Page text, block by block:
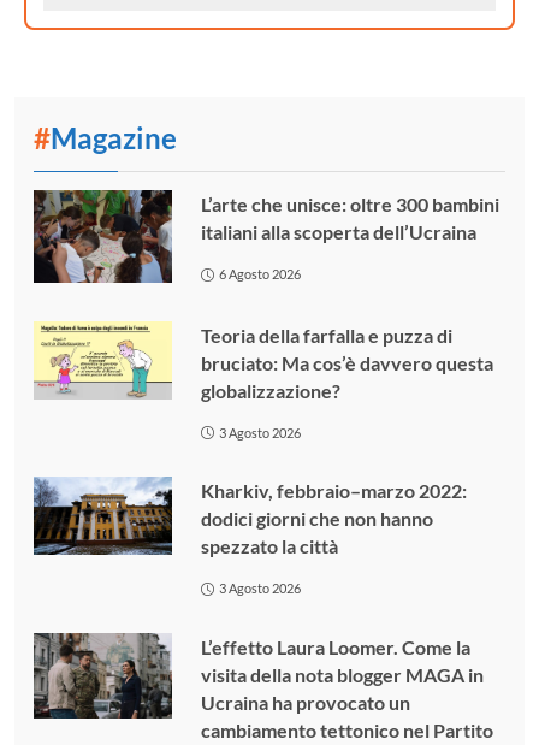
#Magazine
L’arte che unisce: oltre 300 bambini
italiani alla scoperta dell’Ucraina
6 Agosto 2026
Teoria della farfalla e puzza di
bruciato: Ma cos’è davvero questa
globalizzazione?
3 Agosto 2026
Kharkiv, febbraio–marzo 2022:
dodici giorni che non hanno
spezzato la città
3 Agosto 2026
L’effetto Laura Loomer. Come la
visita della nota blogger MAGA in
Ucraina ha provocato un
cambiamento tettonico nel Partito